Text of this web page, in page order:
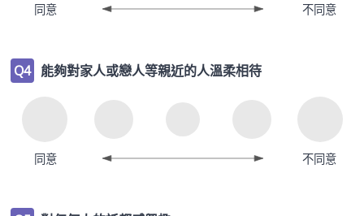
同意 不同意
Q4 能夠對家人或戀人等親近的人溫柔相待
同意 不同意